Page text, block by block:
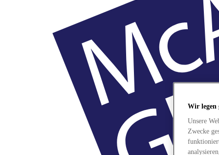
Wir legen
Unsere
Zwecke